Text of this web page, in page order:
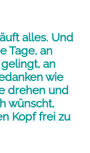
alles. Und
Tage, an
an
wie
drehen und
wünscht,
Kopf frei zu